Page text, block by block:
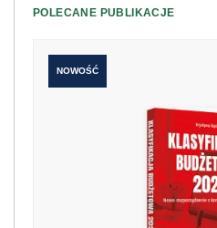
POLECANE PUBLIKACJE
NOWOŚĆ